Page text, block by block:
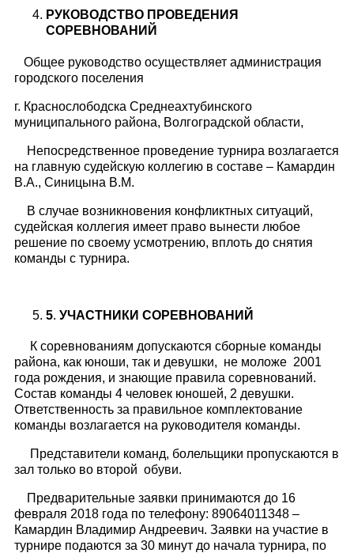
РУКОВОДСТВО ПРОВЕДЕНИЯ
СОРЕВНОВАНИЙ
Общее руководство осуществляет администрация
городского поселения
г. Краснослободска Среднеахтубинского
муниципального района, Волгоградской области,
Непосредственное проведение турнира возлагается
на главную судейскую коллегию в составе – Камардин
В.А., Синицына В.М.
В случае возникновения конфликтных ситуаций,
судейская коллегия имеет право вынести любое
решение по своему усмотрению, вплоть до снятия
команды с турнира.
5. УЧАСТНИКИ СОРЕВНОВАНИЙ
К соревнованиям допускаются сборные команды
района, как юноши, так и девушки, не моложе 2001
года рождения, и знающие правила соревнований.
Состав команды 4 человек юношей, 2 девушки.
Ответственность за правильное комплектование
команды возлагается на руководителя команды.
Представители команд, болельщики пропускаются в
зал только во второй обуви.
Предварительные заявки принимаются до 16
февраля 2018 года по телефону: 89064011348 –
Камардин Владимир Андреевич. Заявки на участие в
турнире подаются за 30 минут до начала турнира, по